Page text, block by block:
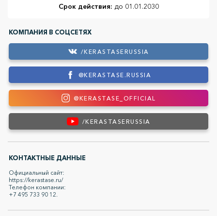
КОМПАНИЯ В СОЦСЕТЯХ
/KERASTASERUSSIA
@KERASTASE.RUSSIA
@KERASTASE_OFFICIAL
/KERASTASERUSSIA
КОНТАКТНЫЕ ДАННЫЕ
Официальный сайт:
https://kerastase.ru/
Телефон компании:
+7 495 733 90 12.
Срок действия: до 01.01.2030